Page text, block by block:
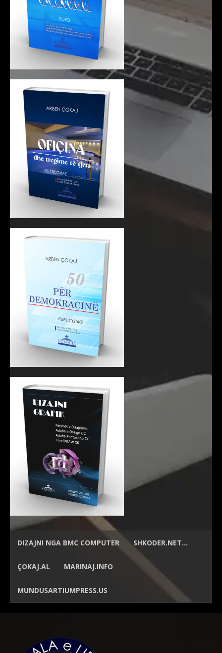
DIZAJNI NGA BMC COMPUTER SHKODER.NET…
ÇOKAJ.AL MARINAJ.INFO
MUNDUSARTIUMPRESS.US